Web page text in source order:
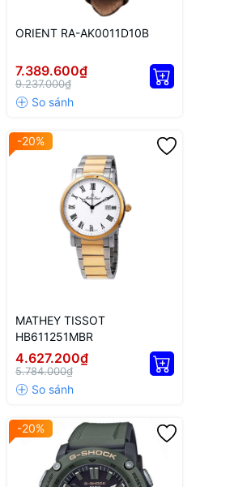
ORIENT RA-AK0011D10B
7.389.600₫
9.237.000₫
-20%
MATHEY TISSOT
HB611251MBR
4.627.200₫
5.784.000₫
-20%